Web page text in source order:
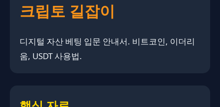
크립토 길잡이
디지털 자산 베팅 입문 안내서. ​​비트코인, 이더리
움, USDT 사용법.